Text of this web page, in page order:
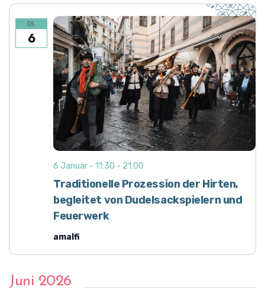
DI.
6
Traditionelle Prozession der Hirten,
begleitet von Dudelsackspielern und
Feuerwerk
6 Januar - 11:30 - 21:00
amalfi
Juni 2026